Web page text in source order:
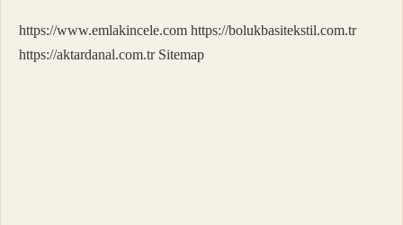
kişi
ne
https://www.emlakincele.com https://bolukbasitekstil.com.tr
https://aktardanal.com.tr Sitemap